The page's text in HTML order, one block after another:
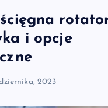
i opcje
2023